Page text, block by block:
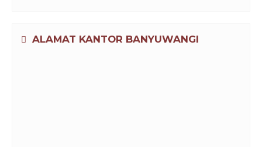
ALAMAT KANTOR BANYUWANGI